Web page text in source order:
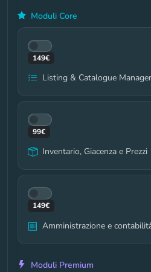
Moduli Core
149€
Listing & Catalogue
99€
Inventario, Giacenza e Prezzi
149€
Amministrazione e
Moduli Premium